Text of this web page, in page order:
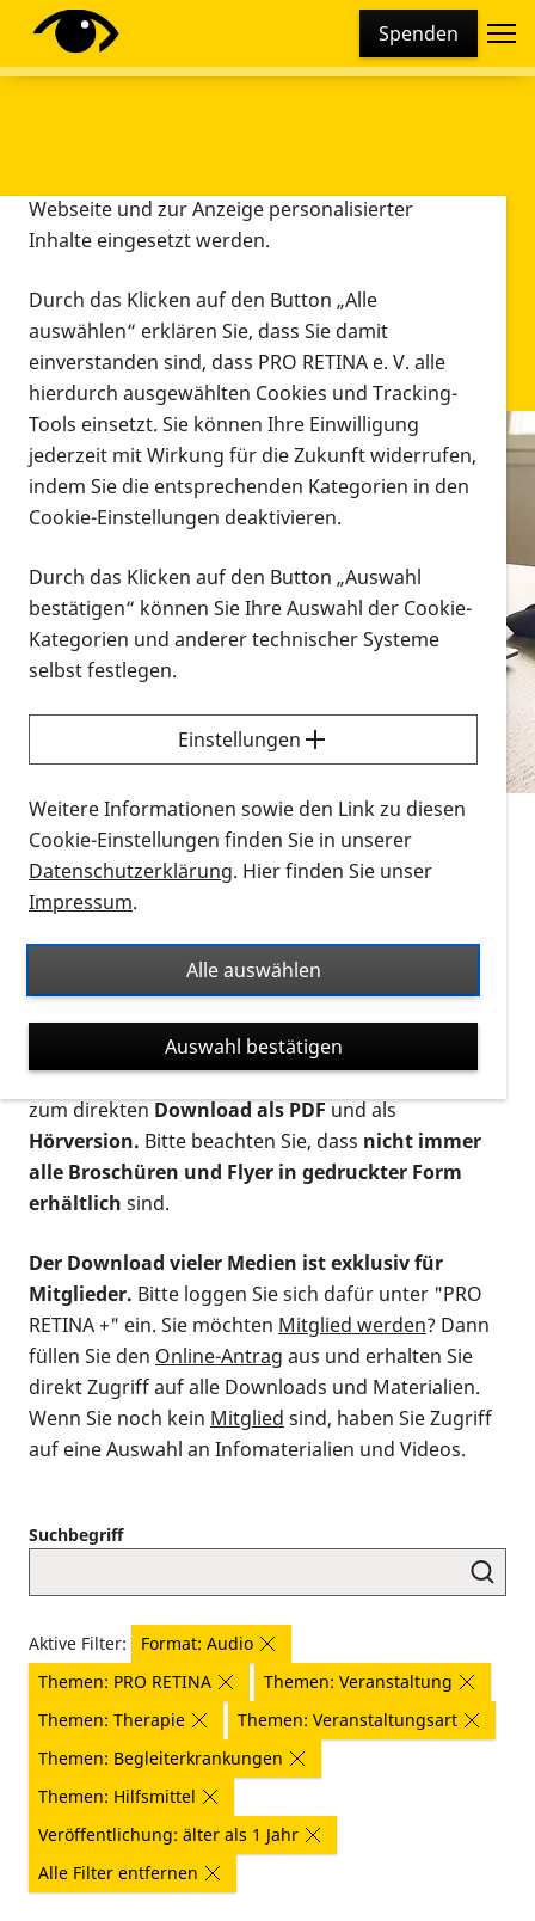
Spenden
Infomaterial
Infomaterial
Vorlesen
Alle Infomaterialien in verschiedenen
Formaten an einem Ort
Sie möchten wissen, wie Sie nach Infonmaterial
suchen und dieses bestellen bzw. herunterladen
können? Schauen Sie sich dieErklärvideos zum
Thema Infomaterial auf der PRO RETINA-Website
für blinde und sehbehinderte Menschen an.
Auf dieser Seite finden Sie sämtliches Infomaterial
Ort. Nutzen Sie den Formatfilter, um ausschließlich
nach Flyern und Broschüren, Audios oder Videos zu
suchen. Die meisten Flyer und Broschüren werden in
verschiedenen Formaten angeboten: zur
postalischen Bestellung als gedruckte Variante
zum direktenDownload als PDFund als
Hörversion. Bitte beachten Sie, dass nicht immer
alle Broschüren und Flyer in gedruckter Form
erhältlich sind.
Der Download vieler Medien ist exklusiv für
Mitglieder. Bitte loggen Sie sich dafür unter "PRO
RETINA +" ein. Sie möchten Mitglied werden? Dann
füllen Sie den Online-Antrag aus und erhalten Sie
direkt Zugriff auf alle Downloads und Materialien.
Wenn Sie noch kein Mitglied sind, haben Sie Zugriff
auf eine Auswahl an Infomaterialien und Videos.
Suchbegriff
Aktive Filter:
Format: Audio
Themen: PRO RETINA
Themen: Veranstaltung
Themen: Therapie
Themen: Veranstaltungsart
Themen: Begleiterkrankungen
Themen: Hilfsmittel
Veröffentlichung: älter als 1 Jahr
Alle Filter entfernen
Diese Webseite setzt verschiedene Cookies und
Tracking-Tools ein. Dies beinhaltet Cookies und
Webseite und zur Anzeige personalisierter
Inhalte eingesetzt werden.
Durch das Klicken auf den Button „Alle
auswählen“ erklären Sie, dass Sie damit
einverstanden sind, dass PRO RETINA e. V. alle
hierdurch ausgewählten Cookies und Tracking-
Tools einsetzt. Sie können Ihre Einwilligung
jederzeit mit Wirkung für die Zukunft widerrufen,
indem Sie die entsprechenden Kategorien in den
Cookie-Einstellungen deaktivieren.
Durch das Klicken auf den Button „Auswahl
bestätigen“ können Sie Ihre Auswahl der Cookie-
Kategorien und anderer technischer Systeme
selbst festlegen.
Einstellungen
Weitere Informationen sowie den Link zu diesen
Cookie-Einstellungen finden Sie in unserer
Datenschutzerklärung. Hier finden Sie unser
Impressum.
Alle auswählen
Auswahl bestätigen